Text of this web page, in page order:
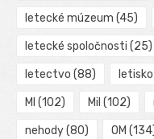
letecké múzeum (45)
letecké spoločnosti (25)
letectvo (88) letisko
MI (102) Mil (102)
nehody(80) OM